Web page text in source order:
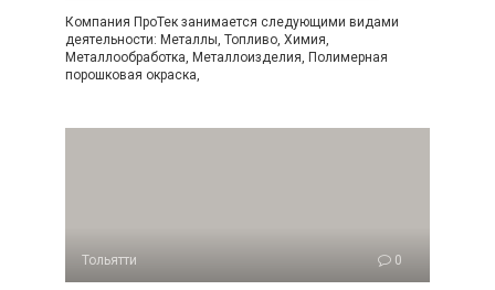
Компания ПроТек занимается следующими видами
деятельности: Металлы, Топливо, Химия,
Металлообработка, Металлоизделия, Полимерная
порошковая окраска,
Тольятти 0